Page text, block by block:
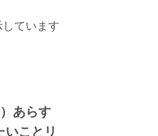
しています
あらす
いことリ